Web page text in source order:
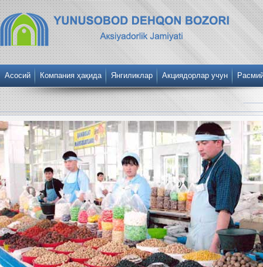
Асосий Компания ҳақида Янгиликлар Акциядорлар учун